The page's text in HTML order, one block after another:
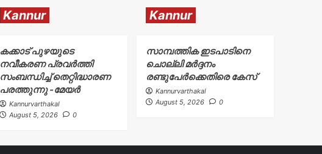
Kannur
കക്കാട് പുഴയുടെ
നവീകരണ പ്രവർത്തി
സംബന്ധിച്ച് തെറ്റിദ്ധാരണ
പരത്തുന്നു -മേയർ
Kannurvarthakal
August 5, 2026
0
Kannur
സാമ്പത്തിക ഇടപാടിനെ
ചൊല്ലി മർദ്ദനം
രണ്ടുപേർക്കെതിരെ കേസ്
Kannurvarthakal
August 5, 2026
0